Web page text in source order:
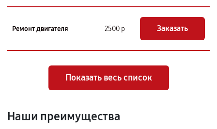
Ремонт двигателя 2500 р Заказать
Показать весь список
Наши преимущества